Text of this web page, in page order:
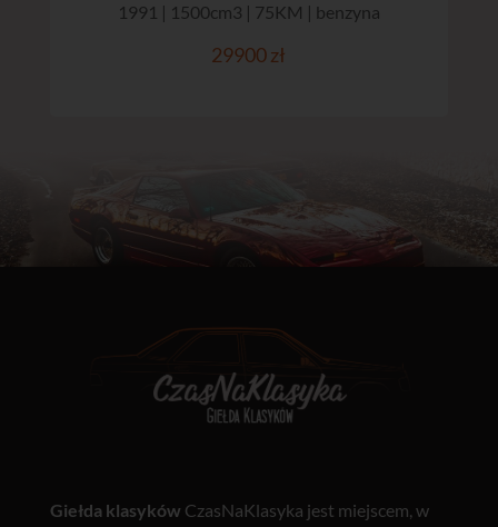
1991 | 1500cm3 | 75KM | benzyna
29900 zł
Giełda klasyków CzasNaKlasyka jest miejscem, w